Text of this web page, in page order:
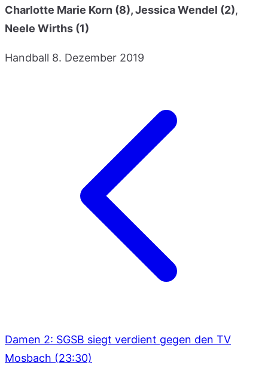
Charlotte Marie Korn (8), Jessica Wendel (2),
Neele Wirths (1)
Handball 8. Dezember 2019
Damen 2: SGSB siegt verdient gegen den TV
Mosbach (23:30)